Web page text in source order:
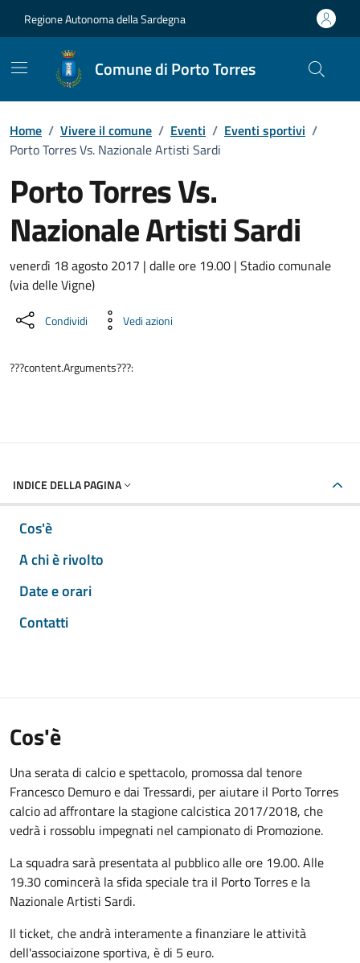
Regione Autonoma della Sardegna
Comune di Porto Torres
Home / Vivere il comune / Eventi / Eventi sportivi /
Porto Torres Vs. Nazionale Artisti Sardi
Porto Torres Vs.
Nazionale Artisti Sardi
Dettaglio dell'evento
venerdì 18 agosto 2017 | dalle ore 19.00 | Stadio comunale
(via delle Vigne)
Condividi Vedi azioni
???content.Arguments???:
INDICE DELLA PAGINA
Cos'è
A chi è rivolto
Date e orari
Contatti
Cos'è
Una serata di calcio e spettacolo, promossa dal tenore
Francesco Demuro e dai Tressardi, per aiutare il Porto Torres
calcio ad affrontare la stagione calcistica 2017/2018, che
vedrà i rossoblu impegnati nel campionato di Promozione.
La squadra sarà presentata al pubblico alle ore 19.00. Alle
19.30 comincerà la sfida speciale tra il Porto Torres e la
Nazionale Artisti Sardi.
Il ticket, che andrà interamente a finanziare le attività
dell'associaizone sportiva, è di 5 euro.